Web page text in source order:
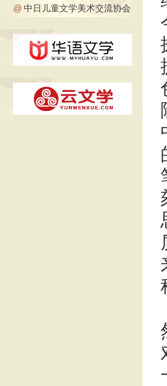
@ 中日儿童文学美术交流协会